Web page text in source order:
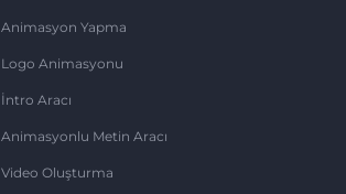
Animasyon Yapma
Logo Animasyonu
İntro Aracı
Animasyonlu Metin Aracı
Video Oluşturma